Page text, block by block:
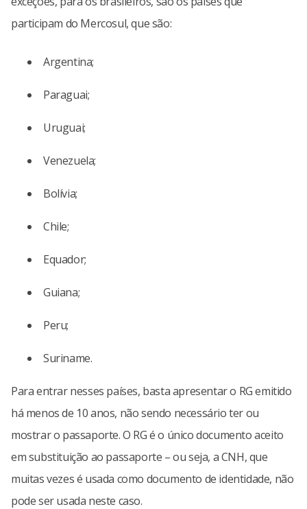
participam do Mercosul, que são:
Argentina;
Paraguai;
Uruguai;
Venezuela;
Bolívia;
Chile;
Equador;
Guiana;
Peru;
Suriname.
Para entrar nesses países, basta apresentar o RG emitido
há menos de 10 anos, não sendo necessário ter ou
mostrar o passaporte. O RG é o único documento aceito
em substituição ao passaporte – ou seja, a CNH, que
muitas vezes é usada como documento de identidade, não
pode ser usada neste caso.